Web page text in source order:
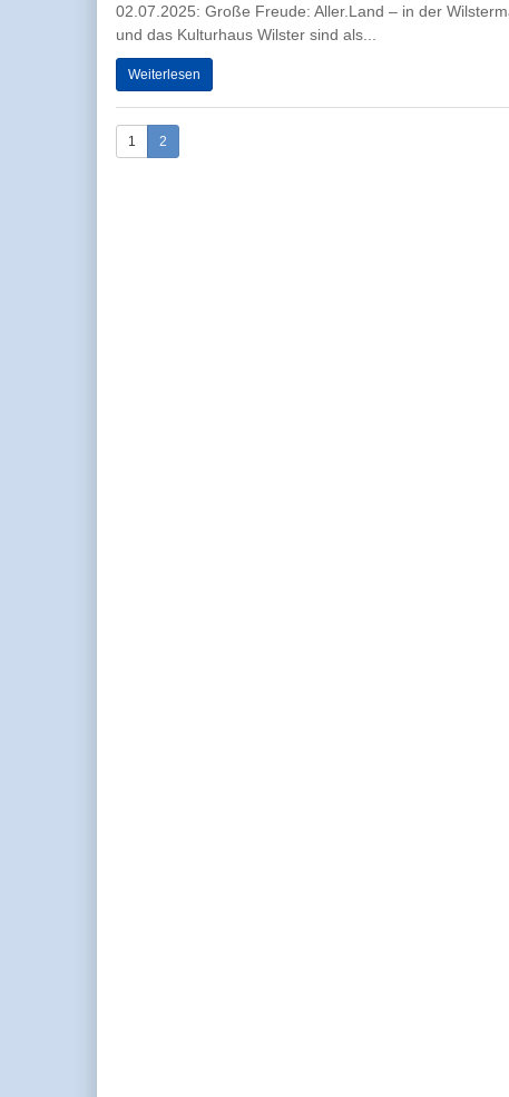
02.07.2025: Große Freude: Aller.Land – in der
und das Kulturhaus Wilster sind als...
Weiterlesen
1 2